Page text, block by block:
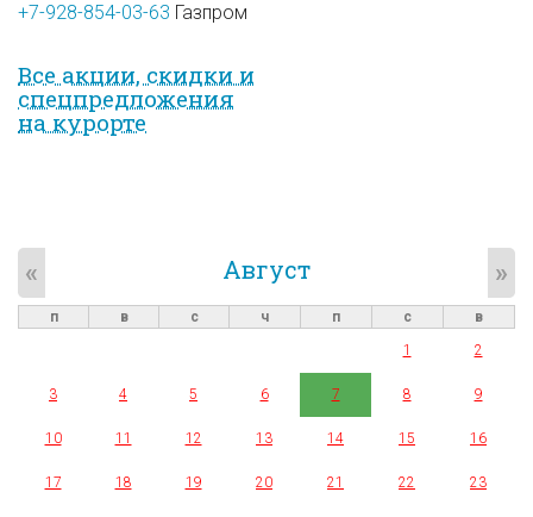
+7-928-854-03-63 Газпром
Все акции, скидки и
спец­предложе­ния
на курорте
Август
« »
п в с ч п с
в
1
2
3 4 5 6 7 8 9
10 11 12 13 14 15 16
17 18 19 20 21 22 23